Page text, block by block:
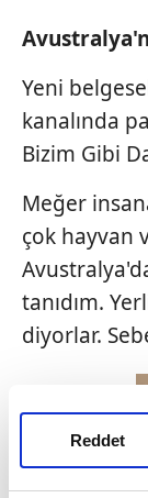
Reddet
Yeni
kanalında
Bizim Gibi
Meğer
çok hayvan
tanıdım.
diyorlar.